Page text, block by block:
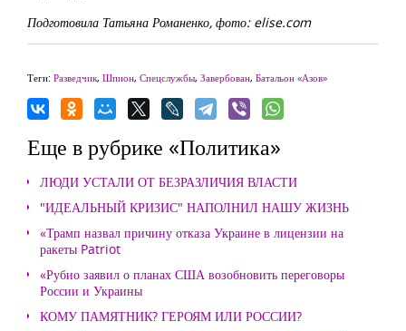
Подготовила Татьяна Романенко, фото: elise.com
Теги: Разведчик, Шпион, Спецслужбы, Завербован, Батальон «Азов»
Еще в рубрике «Политика»
ЛЮДИ УСТАЛИ ОТ БЕЗРАЗЛИЧИЯ ВЛАСТИ
"ИДЕАЛЬНЫЙ КРИЗИС" НАПОЛНИЛ НАШУ ЖИЗНЬ
«Трамп назвал причину отказа Украине в лицензии на
ракеты Patriot
«Рубио заявил о планах США возобновить переговоры
России и Украины
КОМУ ПАМЯТНИК? ГЕРОЯМ ИЛИ РОССИИ?